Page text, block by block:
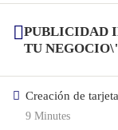
PUBLICIDAD
TU
Creación de
9 Minutes